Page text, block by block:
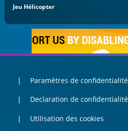
Jeu Hélicopter
Paramètres de confidentialité
Declaration de confidentialité
Utilisation des cookies